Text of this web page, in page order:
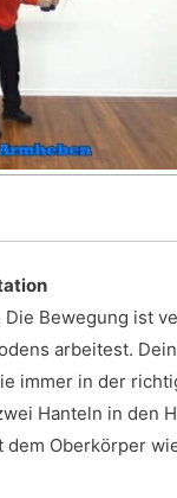
Bewegung ist
arbeitest.
immer in der
Hanteln in den
dem Oberkörper